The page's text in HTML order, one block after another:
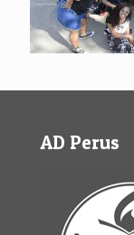
AD Perus